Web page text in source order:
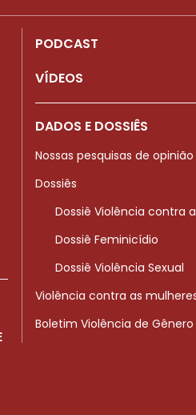
PODCAST
VÍDEOS
DADOS E DOSSIÊS
Nossas pesquisas de opinião
Dossiês
Dossiê Violência contra
Dossiê Feminicídio
Dossiê Violência Sexual
Violência contra as
Boletim Violência de